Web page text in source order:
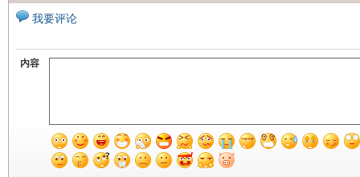
我要评论
内容